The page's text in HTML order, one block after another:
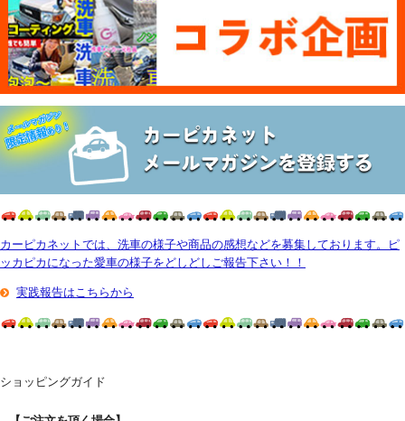
カーピカネットでは、洗車の様子や商品の感想などを募集しております。ピ
ッカピカになった愛車の様子をどしどしご報告下さい！！
実践報告はこちらから
ショッピングガイド